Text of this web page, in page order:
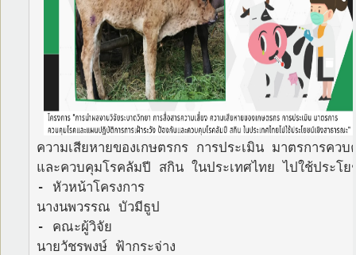
ความเสียหายของเกษตรกร การประเมิน มาตรการคว
และควบคุมโรคลัมปี สกิน ในประเทศไทย ไปใช้ประโ
- หัวหน้าโครงการ
นางนพวรรณ บัวมีธูป
- คณะผู้วิจัย
นายวัชรพงษ์ ฟ้ากระจ่าง